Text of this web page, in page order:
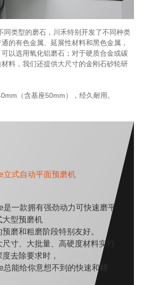
同类型的磨石，川禾特别开发了不同种类
的有色金属、延展性材料和黑色金属，
以选用氧化铝磨石；对于硬质合金或碳
料，我们还提供大尺寸的金刚石砂轮研
（含基座50mm），经久耐用。
立式自动平面预磨机
是一款拥有强劲动力可快速磨平
大型预磨机
磨和粗磨阶段特别友好。
尺寸、大批量、高硬度材料实行
去除要求时，
总能给你意想不到的快速和精